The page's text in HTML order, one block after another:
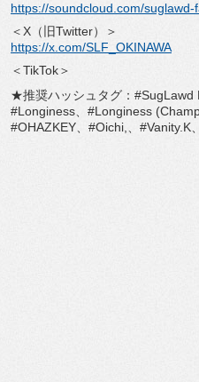
https://soundcloud.com/suglawd-
＜X（旧Twitter）＞
https://x.com/SLF_OKINAWA
＜TikTok＞
★推奨ハッシュタグ：#SugLawd
#Longiness、#Longiness
#OHAZKEY、#Oichi,、#Vanity.K